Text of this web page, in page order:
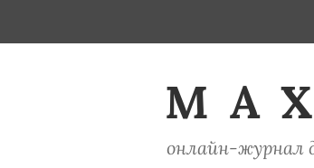
M A
онлайн-журнал